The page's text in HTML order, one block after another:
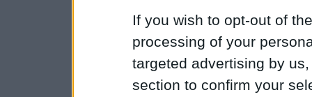
If you wish to opt-out of
processing of your
targeted advertising by
section to confirm your